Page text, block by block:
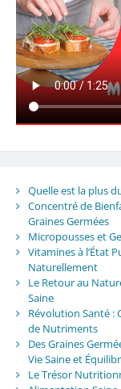
Quelle est la plus
Concentré de
Graines Germées
Micropousses et
Vitamines à l’État
Naturellement
Le Retour au
Saine
Révolution Santé :
de Nutriments
Des Graines
Vie Saine et
Le Trésor